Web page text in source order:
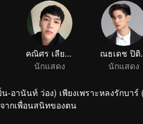
คณิศร เลียวรักษ์โอฬาร
นักแสดง
ณธ
นักแสดง
านันท์ ว่อง) เพียงเพราะหลงรักบา
ากเพื่อนสนิทของตน
วามรักของทั้งสองคนก็ค่อยๆ ก่อตัว